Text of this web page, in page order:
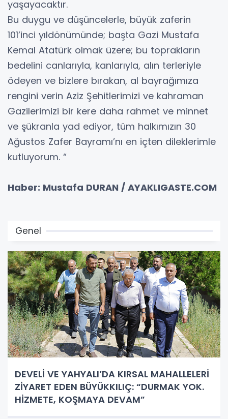
yaşayacaktır.
Bu duygu ve düşüncelerle, büyük zaferin
101’inci yıldönümünde; başta Gazi Mustafa
Kemal Atatürk olmak üzere; bu toprakların
bedelini canlarıyla, kanlarıyla, alın terleriyle
ödeyen ve bizlere bırakan, al bayrağımıza
rengini verin Aziz Şehitlerimizi ve kahraman
Gazilerimizi bir kere daha rahmet ve minnet
ve şükranla yad ediyor, tüm halkımızın 30
Ağustos Zafer Bayramı’nı en içten dileklerimle
kutluyorum. “
Haber: Mustafa DURAN / AYAKLIGASTE.COM
Genel
DEVELİ VE YAHYALI’DA KIRSAL MAHALLELERİ
ZİYARET EDEN BÜYÜKKILIÇ: “DURMAK YOK.
HİZMETE, KOŞMAYA DEVAM”